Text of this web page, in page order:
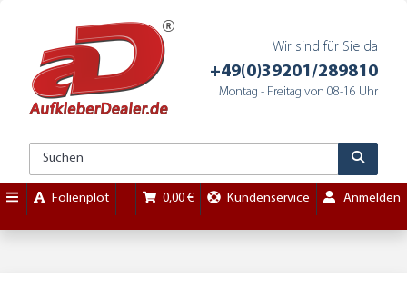
Wir sind für Sie da
+49(0)39201/289810
Montag - Freitag von 08-16 Uhr
Folienplot 0,00 € Kundenservice Anmelden